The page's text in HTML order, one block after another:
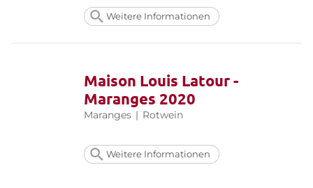
Weitere Informationen
Maison Louis Latour -
Maranges 2020
Maranges | Rotwein
Weitere Informationen